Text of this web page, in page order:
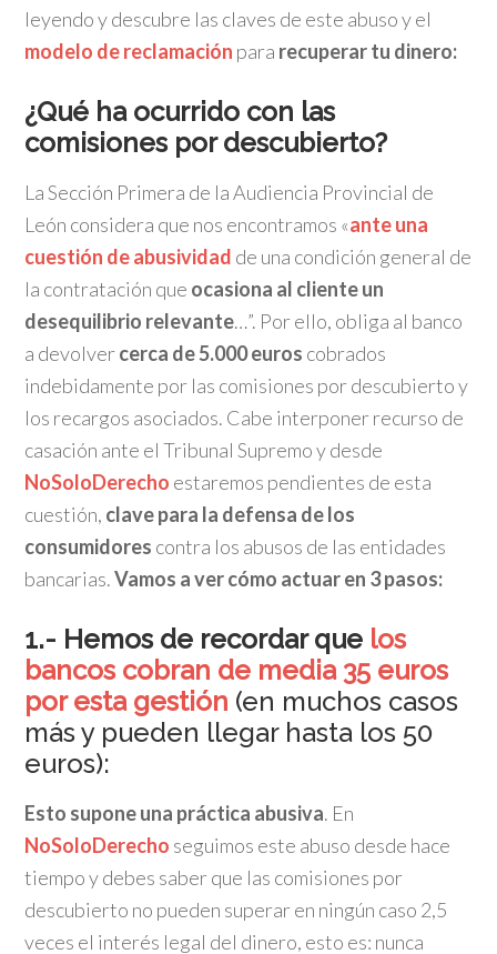
leyendo y descubre las claves de este abuso y el
modelo de reclamación para recuperar tu dinero:
¿Qué ha ocurrido con las
comisiones por descubierto?
La Sección Primera de la Audiencia Provincial de
León considera que nos encontramos «ante una
cuestión de abusividad de una condición general de
la contratación que ocasiona al cliente un
desequilibrio relevante…”. Por ello, obliga al banco
a devolvercerca de 5.000 euros cobrados
indebidamente por las comisiones por descubierto y
los recargos asociados. Cabe interponer recurso de
casación ante el Tribunal Supremo y desde
NoSoloDerecho estaremos pendientes de esta
cuestión, clave para la defensa de los
consumidores contra los abusos de las entidades
bancarias.Vamos a ver cómo actuar en 3 pasos:
1.- Hemos de recordar que los
bancos cobran de media 35 euros
por esta gestión (en muchos casos
más y pueden llegar hasta los 50
euros):
Esto supone una práctica abusiva. En
NoSoloDerecho seguimos este abuso desde hace
tiempo y debes saber que las comisiones por
descubierto no pueden superar en ningún caso 2,5
veces el interés legal del dinero, esto es: nunca